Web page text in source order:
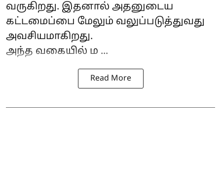
வருகிறது. இதனால் அதனுடைய
கட்டமைப்பை மேலும் வலுப்படுத்துவது
அவசியமாகிறது.
அந்த வகையில் ம ...
Read More